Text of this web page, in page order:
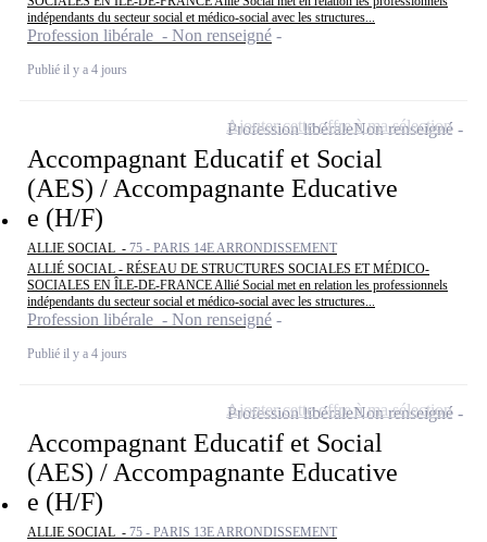
indépendants du secteur social et médico-social avec les structures...
Profession libérale - Non renseigné
Publié il y a 4 jours
Accompagnant Educatif et Social
(AES) / Accompagnante Educative
e (H/F)
ALLIE SOCIAL - 75 - PARIS 14E ARRONDISSEMENT
ALLIÉ SOCIAL - RÉSEAU DE STRUCTURES SOCIALES ET MÉDICO-
SOCIALES EN ÎLE-DE-FRANCE Allié Social met en relation les professionnels
indépendants du secteur social et médico-social avec les structures...
Profession libérale - Non renseigné
Publié il y a 4 jours
Profession libéraleNon renseigné
Ajouter cette offre à ma sélection
Accompagnant Educatif et Social
(AES) / Accompagnante Educative
e (H/F)
ALLIE SOCIAL - 75 - PARIS 13E ARRONDISSEMENT
Profession libéraleNon renseigné
Ajouter cette offre à ma sélection